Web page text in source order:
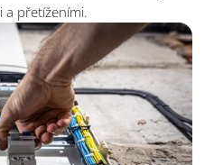
a přetíženími.